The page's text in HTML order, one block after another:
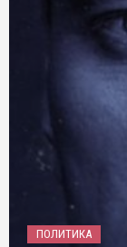
ПОЛИТИКА